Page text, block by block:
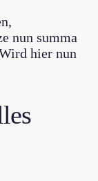
nun summa
hier nun